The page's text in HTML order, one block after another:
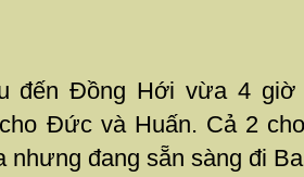
đến Đồng Hới vừa 4 giờ
Đức và Huấn. Cả 2
nhưng đang sẵn sàng đi